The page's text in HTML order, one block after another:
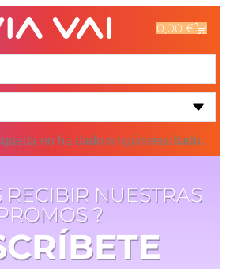
0,00€
no ha dado ningún resultado..
RECIBIR NUESTRAS
?